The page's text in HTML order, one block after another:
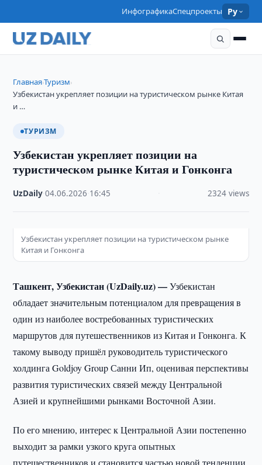
ИнфографикаСпецпроекты Ру
Главная›Туризм›
Узбекистан укрепляет позиции на туристическом рынке Китая
и …
ТУРИЗМ
Узбекистан укрепляет позиции на
туристическом рынке Китая и Гонконга
UzDaily ·04.06.2026 16:45 2324 views
Узбекистан укрепляет позиции на туристическом рынке
Китая и Гонконга
Ташкент, Узбекистан (UzDaily.uz) —Узбекистан
обладает значительным потенциалом для превращения в
один из наиболее востребованных туристических
маршрутов для путешественников из Китая и Гонконга. К
такому выводу пришёл руководитель туристического
холдинга Goldjoy Group Санни Ип, оценивая перспективы
развития туристических связей между Центральной
Азией и крупнейшими рынками Восточной Азии.
По его мнению, интерес к Центральной Азии постепенно
выходит за рамки узкого круга опытных
путешественников и становится частью новой тенденции